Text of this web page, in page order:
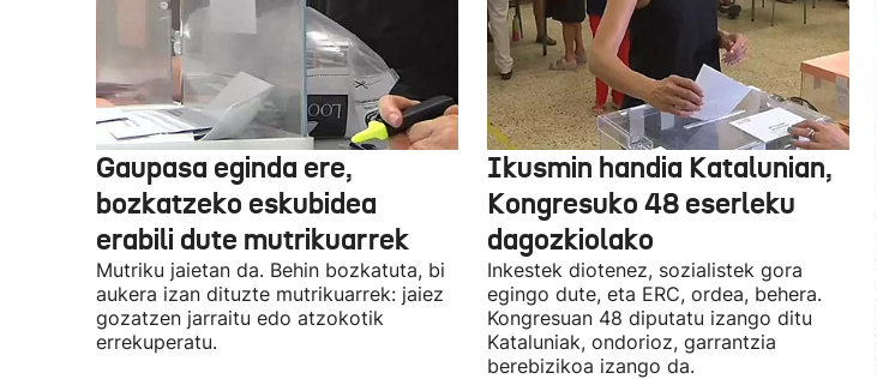
Gaupasa eginda ere,
bozkatzeko eskubidea
erabili dute mutrikuarrek
Mutriku jaietan da. Behin bozkatuta, bi
aukera izan dituzte mutrikuarrek: jaiez
gozatzen jarraitu edo atzokotik
errekuperatu.
Ikusmin handia Katalunian,
Kongresuko 48 eserleku
dagozkiolako
Inkestek diotenez, sozialistek gora
egingo dute, eta ERC, ordea, behera.
Kongresuan 48 diputatu izango ditu
Kataluniak, ondorioz, garrantzia
berebizikoa izango da.